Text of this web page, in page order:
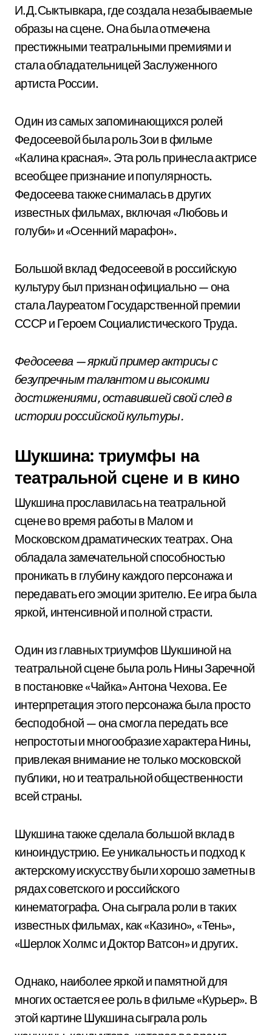
И.Д.Сыктывкара, где создала незабываемые
образы на сцене. Она была отмечена
престижными театральными премиями и
стала обладательницей Заслуженного
артиста России.
Один из самых запоминающихся ролей
Федосеевой была роль Зои в фильме
«Калина красная». Эта роль принесла актрисе
всеобщее признание и популярность.
Федосеева также снималась в других
известных фильмах, включая «Любовь и
голуби» и «Осенний марафон».
Большой вклад Федосеевой в российскую
культуру был признан официально — она
стала Лауреатом Государственной премии
СССР и Героем Социалистического Труда.
Федосеева — яркий пример актрисы с
безупречным талантом и высокими
достижениями, оставившей свой след в
истории российской культуры.
Шукшина: триумфы на
театральной сцене и в кино
Шукшина прославилась на театральной
сцене во время работы в Малом и
Московском драматических театрах. Она
обладала замечательной способностью
проникать в глубину каждого персонажа и
передавать его эмоции зрителю. Ее игра была
яркой, интенсивной и полной страсти.
Один из главных триумфов Шукшиной на
театральной сцене была роль Нины Заречной
в постановке «Чайка» Антона Чехова. Ее
интерпретация этого персонажа была просто
бесподобной — она смогла передать все
непростоты и многообразие характера Нины,
привлекая внимание не только московской
публики, но и театральной общественности
всей страны.
Шукшина также сделала большой вклад в
киноиндустрию. Ее уникальность и подход к
актерскому искусству были хорошо заметны в
рядах советского и российского
кинематографа. Она сыграла роли в таких
известных фильмах, как «Казино», «Тень»,
«Шерлок Холмс и Доктор Ватсон» и других.
Однако, наиболее яркой и памятной для
многих остается ее роль в фильме «Курьер». В
этой картине Шукшина сыграла роль